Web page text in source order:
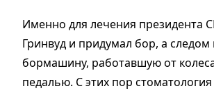
Именно для лечения президента
Гринвуд и придумал бор, а
бормашину, работавшую от
педалью. С этих пор стоматология